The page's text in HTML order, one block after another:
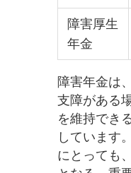
障害厚生
年金
障害年金は
支障がある
を維持でき
しています
にとっても